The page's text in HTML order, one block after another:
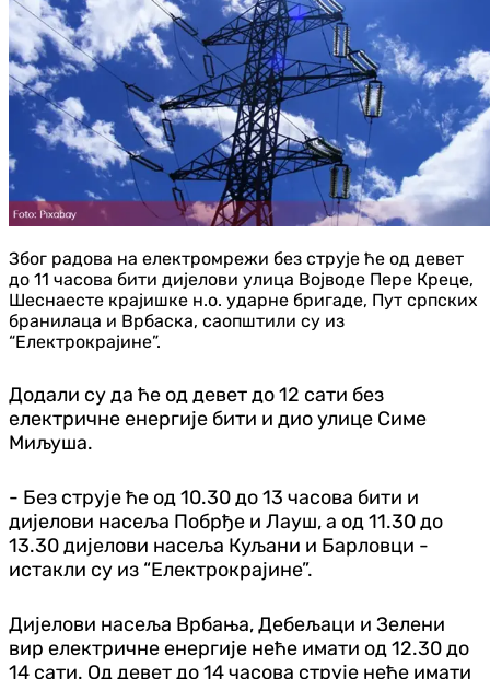
Због радова на електромрежи без струје ће од девет
до 11 часова бити дијелови улица Војводе Пере Креце,
Шеснаесте крајишке н.о. ударне бригаде, Пут српских
бранилаца и Врбаска, саопштили су из
“Електрокрајине”.
Додали су да ће од девет до 12 сати без
електричне енергије бити и дио улице Симе
Миљуша.
- Без струје ће од 10.30 до 13 часова бити и
дијелови насеља Побрђе и Лауш, а од 11.30 до
13.30 дијелови насеља Куљани и Барловци -
истакли су из “Електрокрајине”.
Дијелови насеља Врбања, Дебељаци и Зелени
вир електричне енергије неће имати од 12.30 до
14 сати. Од девет до 14 часова струје неће имати